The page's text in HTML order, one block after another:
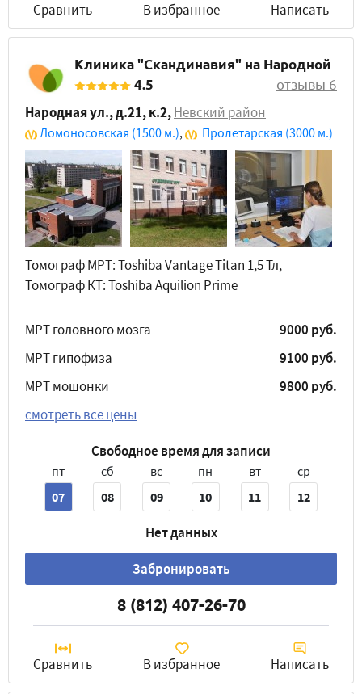
Сравнить В избранное Написать
Клиника "Скандинавия" на Народной
4.5
отзывы 6
Народная ул., д.21, к.2,Невский район
Ломоносовская (1500 м.), Пролетарская (3000 м.)
Томограф МРТ: Toshiba Vantage Titan 1,5 Тл,
Томограф КТ: Toshiba Aquilion Prime
МРТ головного мозга
9000 руб.
МРТ гипофиза
9100 руб.
МРТ мошонки
9800 руб.
смотреть все цены
Свободное время для записи
пт
07
сб
08
вс
09
пн
10
вт
11
ср
12
Нет данных
Забронировать
8 (812) 407-26-70
Сравнить В избранное Написать